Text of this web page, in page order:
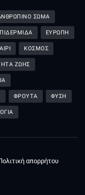
ΣΩΜΑ
ΕΥΡΩΠΗ
ΚΟΣΜΟΣ
ΖΩΗΣ
ΦΡΟΥΤΑ ΦΥΣΗ
απορρήτου